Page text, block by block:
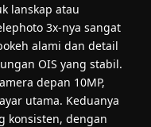
lanskap atau
3x-nya sangat
alami dan detail
OIS yang stabil.
depan 10MP,
utama. Keduanya
konsisten, dengan